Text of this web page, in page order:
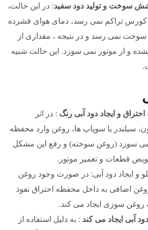
سوخت و تولید دود سفید: در این حالت،
کورس تراکم نمی رسد، دمای هوای فشرده
نمی رسد و در نتیجه ، مقداری از
و از موتور نمی سوزد. این حالت شبیه
و ایجاد دود آبی رنگ : در اثر
سیلندر یا سوپاپ ها، روغن وارد محفظه
می سوزد (روغن سوخته) و رفع این مشکل
قطعات و تعمیر موتور.
و ایجاد دود آبی: در صورت وجود روغن
اضافی به داخل محفظه احتراق نفوذ
روغن سوزی ایجاد می کند.
آبی ایجاد می کند : به دلیل استفاده از